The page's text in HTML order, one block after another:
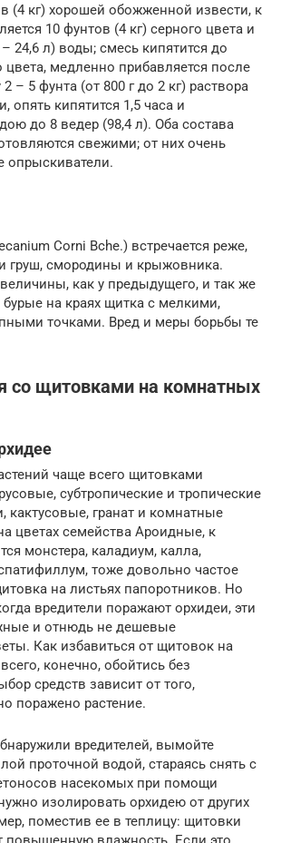
(4 кг) хорошей обожженной извести, к
10 фунтов (4 кг) серного цвета и
24,6 л) воды; смесь кипятится до
цвета, медленно прибавляется после
– 5 фунта (от 800 г до 2 кг) раствора
опять кипятится 1,5 часа и
до 8 ведер (98,4 л). Оба состава
свежими; от них очень
опрыскиватели.
Corni Bche.) встречается реже,
груш, смородины и крыжовника.
как у предыдущего, и так же
на краях щитка с мелкими,
точками. Вред и меры борьбы те
со щитовками на комнатных
чаще всего щитовками
субтропические и тропические
кактусовые, гранат и комнатные
цветах семейства Ароидные, к
монстера, каладиум, калла,
тоже довольно частое
на листьях папоротников. Но
вредители поражают орхидеи, эти
и отнюдь не дешевые
Как избавиться от щитовок на
конечно, обойтись без
средств зависит от того,
поражено растение.
вредителей, вымойте
проточной водой, стараясь снять с
насекомых при помощи
изолировать орхидею от других
поместив ее в теплицу: щитовки